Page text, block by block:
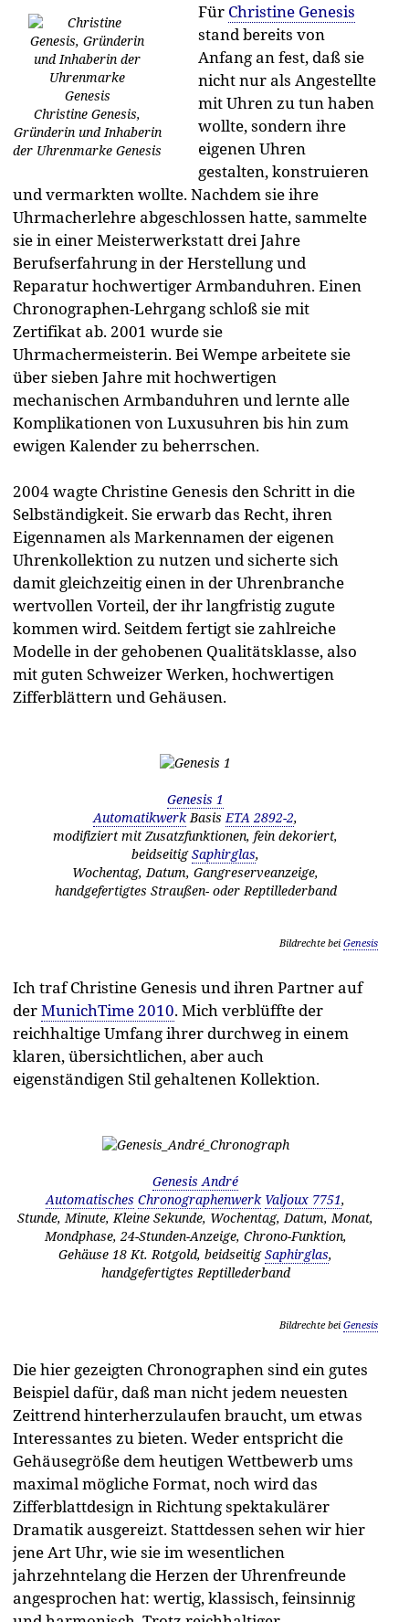
Christine Genesis,
Gründerin und Inhaberin
der Uhrenmarke Genesis
Für Christine Genesis
stand bereits von
Anfang an fest, daß sie
nicht nur als Angestellte
mit Uhren zu tun haben
wollte, sondern ihre
eigenen Uhren
gestalten, konstruieren
und vermarkten wollte. Nachdem sie ihre
Uhrmacherlehre abgeschlossen hatte, sammelte
sie in einer Meisterwerkstatt drei Jahre
Berufserfahrung in der Herstellung und
Reparatur hochwertiger Armbanduhren. Einen
Chronographen-Lehrgang schloß sie mit
Zertifikat ab. 2001 wurde sie
Uhrmachermeisterin. Bei Wempe arbeitete sie
über sieben Jahre mit hochwertigen
mechanischen Armbanduhren und lernte alle
Komplikationen von Luxusuhren bis hin zum
ewigen Kalender zu beherrschen.
2004 wagte Christine Genesis den Schritt in die
Selbständigkeit. Sie erwarb das Recht, ihren
Eigennamen als Markennamen der eigenen
Uhrenkollektion zu nutzen und sicherte sich
damit gleichzeitig einen in der Uhrenbranche
wertvollen Vorteil, der ihr langfristig zugute
kommen wird. Seitdem fertigt sie zahlreiche
Modelle in der gehobenen Qualitätsklasse, also
mit guten Schweizer Werken, hochwertigen
Zifferblättern und Gehäusen.
Genesis 1
AutomatikwerkBasisETA 2892-2,
modifiziert mit Zusatzfunktionen, fein dekoriert,
beidseitigSaphirglas,
Wochentag, Datum, Gangreserveanzeige,
handgefertigtes Straußen- oder Reptillederband
Bildrechte bei Genesis
Ich traf Christine Genesis und ihren Partner auf
derMunichTime 2010. Mich verblüffte der
reichhaltige Umfang ihrer durchweg in einem
klaren, übersichtlichen, aber auch
eigenständigen Stil gehaltenen Kollektion.
Genesis André
Automatisches Chronographenwerk Valjoux 7751,
Stunde, Minute, Kleine Sekunde, Wochentag, Datum, Monat,
Mondphase, 24-Stunden-Anzeige, Chrono-Funktion,
Gehäuse 18 Kt. Rotgold, beidseitigSaphirglas,
handgefertigtes Reptillederband
Bildrechte bei Genesis
Die hier gezeigten Chronographen sind ein gutes
Beispiel dafür, daß man nicht jedem neuesten
Zeittrend hinterherzulaufen braucht, um etwas
Interessantes zu bieten. Weder entspricht die
Gehäusegröße dem heutigen Wettbewerb ums
maximal mögliche Format, noch wird das
Zifferblattdesign in Richtung spektakulärer
Dramatik ausgereizt. Stattdessen sehen wir hier
jene Art Uhr, wie sie im wesentlichen
jahrzehntelang die Herzen der Uhrenfreunde
angesprochen hat: wertig, klassisch, feinsinnig